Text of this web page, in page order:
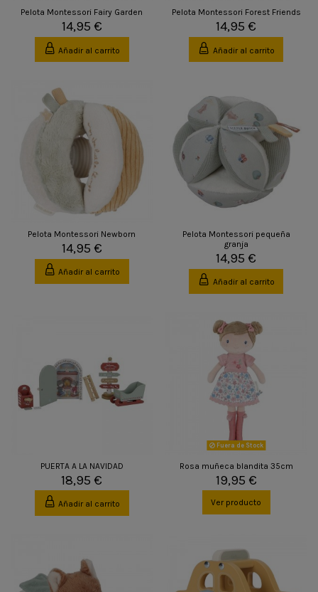
Pelota Montessori Fairy Garden
14,95 €
Añadir al carrito
Pelota Montessori Forest Friends
14,95 €
Añadir al carrito
Pelota Montessori Newborn
14,95 €
Añadir al carrito
Pelota Montessori pequeña
granja
14,95 €
Añadir al carrito
PUERTA A LA NAVIDAD
18,95 €
Añadir al carrito
Fuera de Stock
Rosa muñeca blandita 35cm
19,95 €
Ver producto